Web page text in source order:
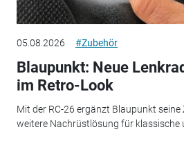
05.08.2026 #Zubehör
Blaupunkt: Neue
im Retro-Look
Mit der RC-26 ergänzt Blaupunkt
weitere Nachrüstlösung für klassische